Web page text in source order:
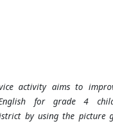
activity aims to
for grade 4
by using the picture